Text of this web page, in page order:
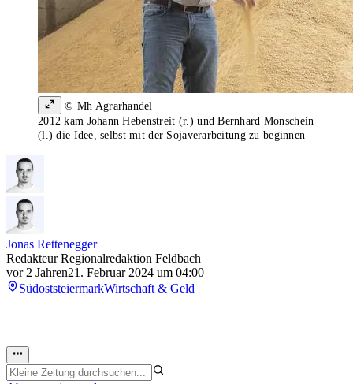
© Mh Agrarhandel
2012 kam Johann Hebenstreit (r.) und Bernhard Monschein
(l.) die Idee, selbst mit der Sojaverarbeitung zu beginnen
Jonas Rettenegger
Redakteur Regionalredaktion Feldbach
vor 2 Jahren21. Februar 2024 um 04:00
SüdoststeiermarkWirtschaft & Geld